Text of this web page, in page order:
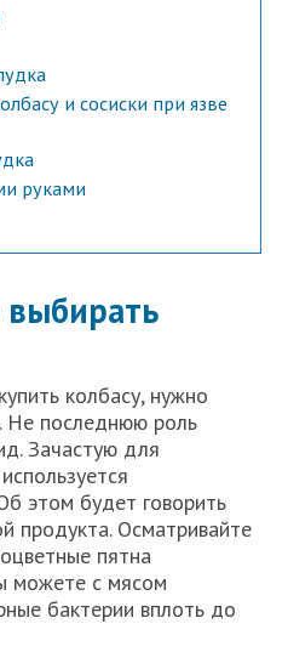
и сосиски при язве
руками
выбирать
колбасу, нужно
Не последнюю роль
Зачастую для
этом будет говорить
продукта. Осматривайте
пятна
можете с мясом
бактерии вплоть до